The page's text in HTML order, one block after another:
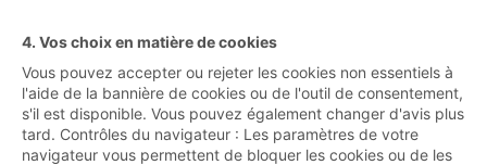
4. Vos choix en matière de cookies
Vous pouvez accepter ou rejeter les cookies non essentiels à
l'aide de la bannière de cookies ou de l'outil de consentement,
s'il est disponible. Vous pouvez également changer d'avis plus
tard. Contrôles du navigateur : Les paramètres de votre
navigateur vous permettent de bloquer les cookies ou de les